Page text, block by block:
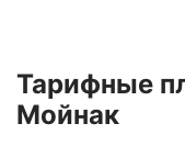
Тарифные
Мойнак